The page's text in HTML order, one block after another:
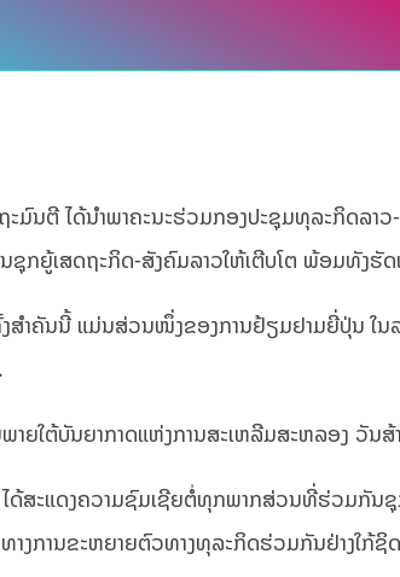
ນຕີ ໄດ້ນຳພາຄະນະຮ່ວມກອງປະຊຸມທຸລະກິດລາ
ຊຸກຍູ້ເສດຖະກິດ-ສັງຄົມລາວໃຫ້ເຕີບໂຕ ພ້ອມທັງ
ສຳຄັນນີ້ ແມ່ນສ່ວນໜຶ່ງຂອງການຢ້ຽມຢາມຍີ່ປຸ່ນ ໃ
າຍໃຕ້ບັນຍາກາດແຫ່ງການສະເຫລີມສະຫລອງ
ດ້ສະແດງຄວາມຊົມເຊີຍຕໍ່ທຸກພາກສ່ວນທີ່ຮ່ວມກັນ
າງການຂະຫຍາຍຕົວທາງທຸລະກິດຮ່ວມກັນຢ່າງໃກ້